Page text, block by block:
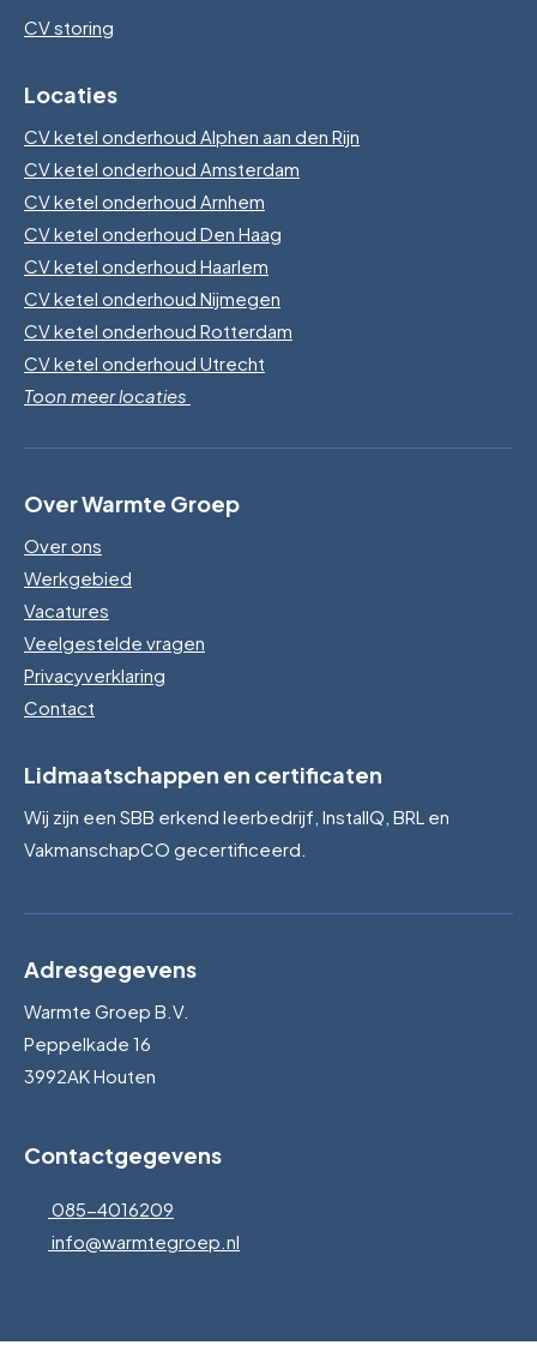
CV storing
Locaties
CV ketel onderhoud Alphen aan den Rijn
CV ketel onderhoud Amsterdam
CV ketel onderhoud Arnhem
CV ketel onderhoud Den Haag
CV ketel onderhoud Haarlem
CV ketel onderhoud Nijmegen
CV ketel onderhoud Rotterdam
CV ketel onderhoud Utrecht
Toon meer locaties
Over Warmte Groep
Over ons
Werkgebied
Vacatures
Veelgestelde vragen
Privacyverklaring
Contact
Lidmaatschappen en certificaten
Wij zijn een SBB erkend leerbedrijf, InstallQ, BRL en
VakmanschapCO gecertificeerd.
Adresgegevens
Warmte Groep B.V.
Peppelkade 16
3992AK Houten
Contactgegevens
085-4016209
info@warmtegroep.nl